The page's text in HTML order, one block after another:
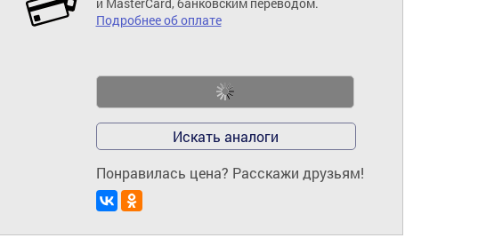
Подробнее об оплате
Искать аналоги
Понравилась цена? Расскажи друзьям!